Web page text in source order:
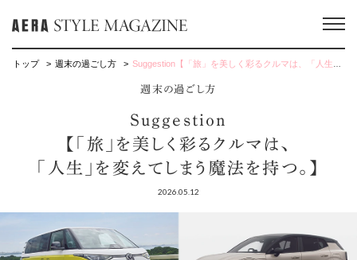
トップ 週末の過ごし方 Suggestion【「旅」を美しく彩るクルマは、「人生」を変えてしまう魔法を持つ。】
週末の過ごし方
Suggestion
【「旅」を美しく彩るクルマは、
「人生」を変えてしまう魔法を持つ。】
2026.05.12